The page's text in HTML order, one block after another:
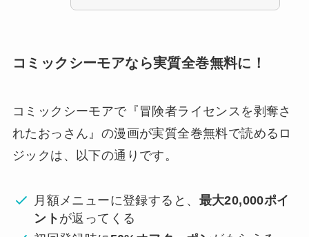
コミックシーモアなら実質全巻無料に！
コミックシーモアで『冒険者ライセンスを剥奪さ
れたおっさん』の漫画が実質全巻無料で読めるロ
ジックは、以下の通りです。
月額メニューに登録すると、 最大20,000ポイ
ント が返ってくる